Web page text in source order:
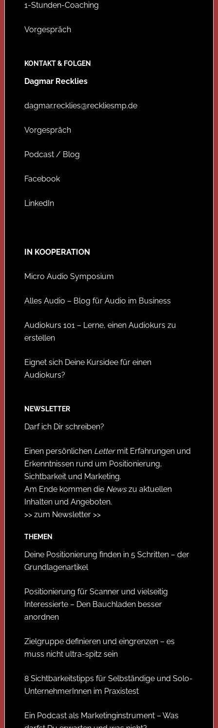
1-Stunden-Coaching
Vorgespräch
KONTAKT & FOLGEN
Dagmar Recklies
dagmar.recklies@reckliesmp.de
Vorgespräch
Podcast / Blog
Facebook
LinkedIn
IN KOOPERATION
Micro Audio Symposium
Alles Audio – Blog für Audio im Business
Audiokurs 101 – Lerne, einen Audiokurs zu
erstellen
Eignet sich Deine Kursidee für einen
Audiokurs?
NEWSLETTER
Darf ich Dir schreiben?
Einen persönlichen Lettermit Erfahrungen und
Erkenntnissen rund um Positionierung,
Sichtbarkeit und Marketing.
Am Ende kommen die Newszu aktuellen
Inhalten und Angeboten.
>> zum Newsletter >>
THEMEN
Deine Positionierung finden in 5 Schritten – der
Grundlagenartikel
Positionierung für Scanner und vielseitig
Interessierte – Den Bauchladen besser
anordnen
Zielgruppe definieren und eingrenzen – es
muss nicht ultra-spitz sein
8 Sichtbarkeitstipps für Selbständige und Solo-
UnternehmerInnen im Praxistest
Ein Podcast als Marketinginstrument – Was